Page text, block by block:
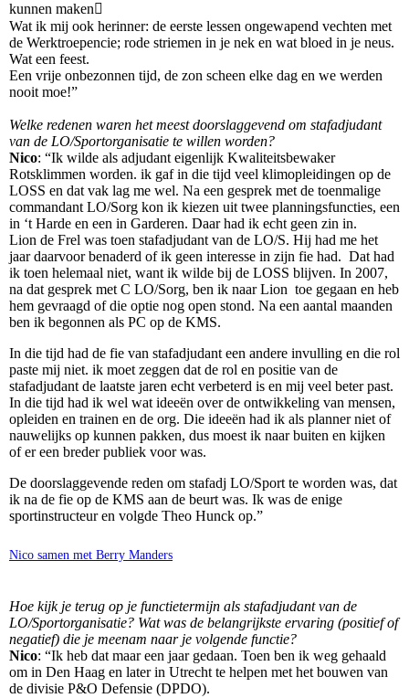
kunnen maken
Wat ik mij ook herinner: de eerste lessen ongewapend vechten met
de Werktroepencie; rode striemen in je nek en wat bloed in je neus.
Wat een feest.
Een vrije onbezonnen tijd, de zon scheen elke dag en we werden
nooit moe!”
Welke redenen waren het meest doorslaggevend om stafadjudant
van de LO/Sportorganisatie te willen worden?
Nico: “Ik wilde als adjudant eigenlijk Kwaliteitsbewaker
Rotsklimmen worden. ik gaf in die tijd veel klimopleidingen op de
LOSS en dat vak lag me wel. Na een gesprek met de toenmalige
commandant LO/Sorg kon ik kiezen uit twee planningsfuncties, een
in ‘t Harde en een in Garderen. Daar had ik echt geen zin in.
Lion de Frel was toen stafadjudant van de LO/S. Hij had me het
jaar daarvoor benaderd of ik geen interesse in zijn fie had. Dat had
ik toen helemaal niet, want ik wilde bij de LOSS blijven. In 2007,
na dat gesprek met C LO/Sorg, ben ik naar Lion toe gegaan en heb
hem gevraagd of die optie nog open stond. Na een aantal maanden
ben ik begonnen als PC op de KMS.
In die tijd had de fie van stafadjudant een andere invulling en die rol
paste mij niet. ik moet zeggen dat de rol en positie van de
stafadjudant de laatste jaren echt verbeterd is en mij veel beter past.
In die tijd had ik wel wat ideeën over de ontwikkeling van mensen,
opleiden en trainen en de org. Die ideeën had ik als planner niet of
nauwelijks op kunnen pakken, dus moest ik naar buiten en kijken
of er een breder publiek voor was.
De doorslaggevende reden om stafadj LO/Sport te worden was, dat
ik na de fie op de KMS aan de beurt was. Ik was de enige
sportinstructeur en volgde Theo Hunck op.”
Nico samen met Berry Manders
Hoe kijk je terug op je functietermijn als stafadjudant van de
LO/Sportorganisatie? Wat was de belangrijkste ervaring (positief of
negatief) die je meenam naar je volgende functie?
Nico: “Ik heb dat maar een jaar gedaan. Toen ben ik weg gehaald
om in Den Haag en later in Utrecht te helpen met het bouwen van
de divisie P&O Defensie (DPDO).